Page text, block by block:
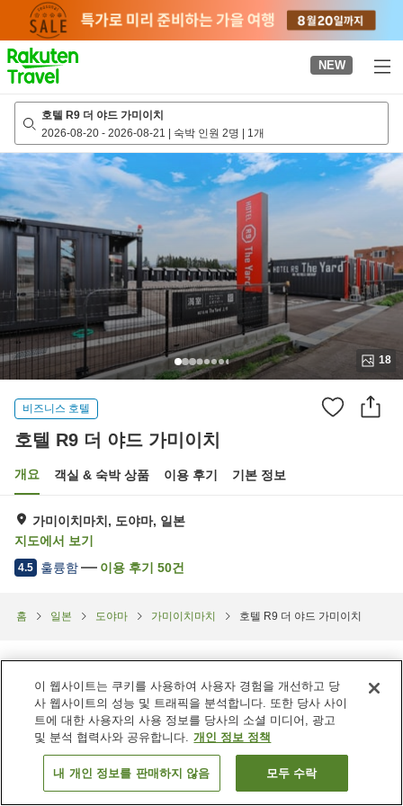
page
NEW
호텔 R9 더 야드 가미이치
2026-08-20 - 2026-08-21 | 숙박 인원 2명 | 1개
18
비즈니스 호텔
호텔 R9 더 야드 가미이치
개요 객실 & 숙박 상품 이용 후기 기본 정보
가미이치마치, 도야마, 일본
지도에서 보기
4.5 훌륭함 이용 후기 50건
홈 일본 도야마 가미이치마치 호텔 R9 더 야드 가미이치
객실 보기
이 웹사이트는 쿠키를 사용하여 사용자 경험을 개선하고 당
사 웹사이트의 성능 및 트래픽을 분석합니다. 또한 당사 사이
트에 대한 사용자의 사용 정보를 당사의 소셜 미디어, 광고
및 분석 협력사와 공유합니다. 개인 정보 정책
내 개인 정보를 판매하지 않음 모두 수락